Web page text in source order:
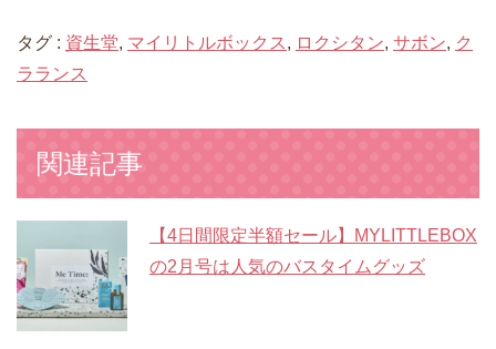
タグ : 資生堂, マイリトルボックス , ロクシタン, サボン, ク
ラランス
関連記事
【4日間限定半額セール】MYLITTLEBOX
の2月号は人気のバスタイムグッズ